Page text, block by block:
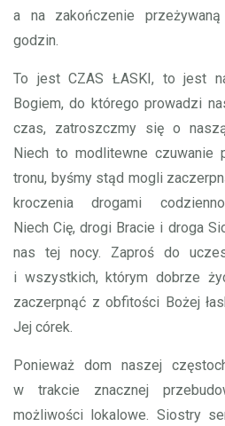
a na zakończenie
godzin.
To jest CZAS ŁASKI, to jest
Bogiem, do którego prowadzi
czas, zatroszczmy się o
Niech to modlitewne czuwanie
tronu, byśmy stąd mogli
kroczenia drogami
Niech Cię, drogi Bracie i droga
nas tej nocy. Zaproś do
i wszystkich, którym dobrze
zaczerpnąć z obfitości Bożej
Jej córek.
Ponieważ dom naszej
w trakcie znacznej
możliwości lokalowe. Siostry